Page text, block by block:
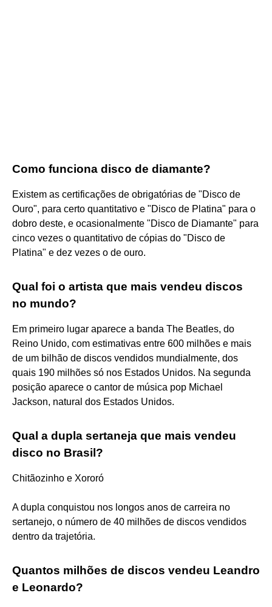
Como funciona disco de diamante?
Existem as certificações de obrigatórias de "Disco de
Ouro", para certo quantitativo e "Disco de Platina" para o
dobro deste, e ocasionalmente "Disco de Diamante" para
cinco vezes o quantitativo de cópias do "Disco de
Platina" e dez vezes o de ouro.
Qual foi o artista que mais vendeu discos
no mundo?
Em primeiro lugar aparece a banda The Beatles, do
Reino Unido, com estimativas entre 600 milhões e mais
de um bilhão de discos vendidos mundialmente, dos
quais 190 milhões só nos Estados Unidos. Na segunda
posição aparece o cantor de música pop Michael
Jackson, natural dos Estados Unidos.
Qual a dupla sertaneja que mais vendeu
disco no Brasil?
Chitãozinho e Xororó
A dupla conquistou nos longos anos de carreira no
sertanejo, o número de 40 milhões de discos vendidos
dentro da trajetória.
Quantos milhões de discos vendeu Leandro
e Leonardo?